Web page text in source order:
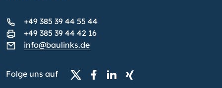
+49 385 39 44 55 44
+49 385 39 44 42 16
info@baulinks.de
Folge uns auf